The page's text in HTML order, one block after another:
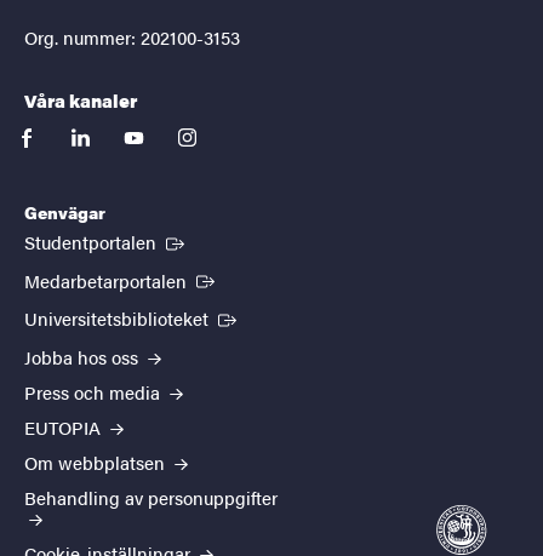
Org. nummer: 202100-3153
Våra kanaler
facebooklinkedinyoutubeinstagram
Genvägar
Studentportalen (Extern länk)
Medarbetarportalen (Extern länk)
Universitetsbiblioteket (Extern länk)
Jobba hos oss
Press och media
EUTOPIA
Om webbplatsen
Behandling av personuppgifter